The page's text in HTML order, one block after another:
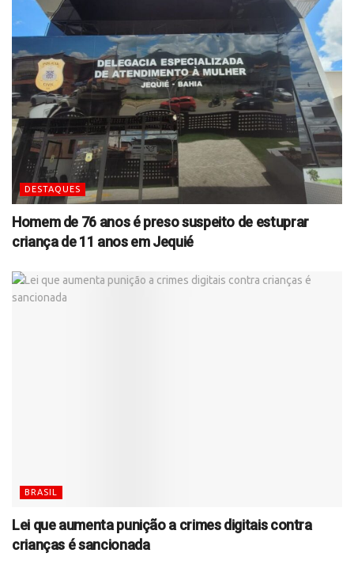
DESTAQUES
Homem de 76 anos é preso suspeito de estuprar
criança de 11 anos em Jequié
BRASIL
Lei que aumenta punição a crimes digitais contra
crianças é sancionada